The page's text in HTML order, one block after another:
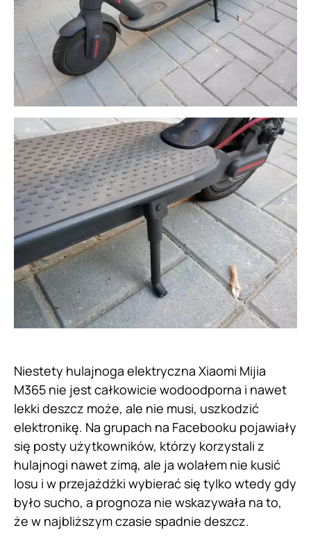
Niestety hulajnoga elektryczna Xiaomi Mijia
M365 nie jest całkowicie wodoodporna i nawet
lekki deszcz może, ale nie musi, uszkodzić
elektronikę. Na grupach na Facebooku pojawiały
się posty użytkowników, którzy korzystali z
hulajnogi nawet zimą, ale ja wolałem nie kusić
losu i w przejażdżki wybierać się tylko wtedy gdy
było sucho, a prognoza nie wskazywała na to,
że w najbliższym czasie spadnie deszcz.